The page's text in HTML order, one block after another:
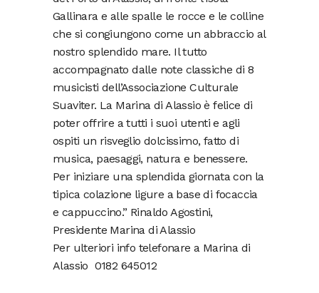
Gallinara e alle spalle le rocce e le colline
che si congiungono come un abbraccio al
nostro splendido mare. Il tutto
accompagnato dalle note classiche di 8
musicisti dell’Associazione Culturale
Suaviter. La Marina di Alassio è felice di
poter offrire a tutti i suoi utenti e agli
ospiti un risveglio dolcissimo, fatto di
musica, paesaggi, natura e benessere.
Per iniziare una splendida giornata con la
tipica colazione ligure a base di focaccia
e cappuccino.” Rinaldo Agostini,
Presidente Marina di Alassio
Per ulteriori info telefonare a Marina di
Alassio 0182 645012